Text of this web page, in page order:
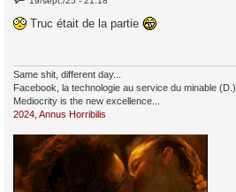
e
s
s Truc était de la partie
Same shit, different day...
Facebook, la technologie au service du minable (D.)
Mediocrity is the new excellence...
2024, Annus Horribilis